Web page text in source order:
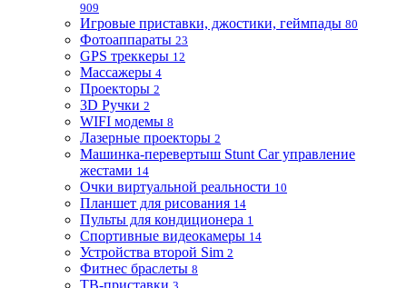
909
Игровые приставки, джостики, геймпады 80
Фотоаппараты 23
GPS треккеры 12
Массажеры 4
Проекторы 2
3D Ручки 2
WIFI модемы 8
Лазерные проекторы 2
Машинка-перевертыш Stunt Car управление
жестами 14
Очки виртуальной реальности 10
Планшет для рисования 14
Пульты для кондиционера 1
Спортивные видеокамеры 14
Устройства второй Sim 2
Фитнес браслеты 8
ТВ-приставки